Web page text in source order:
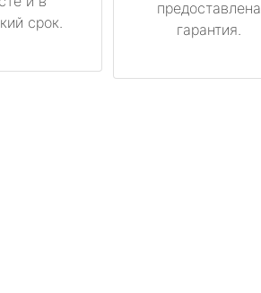
срок.
предоставлена
гарантия.